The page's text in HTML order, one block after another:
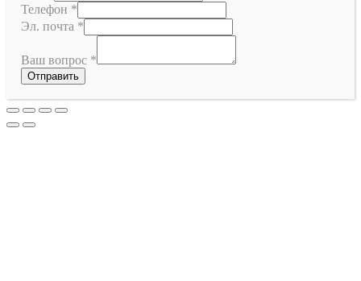
Телефон *
Эл. почта *
Ваш вопрос *
Отправить